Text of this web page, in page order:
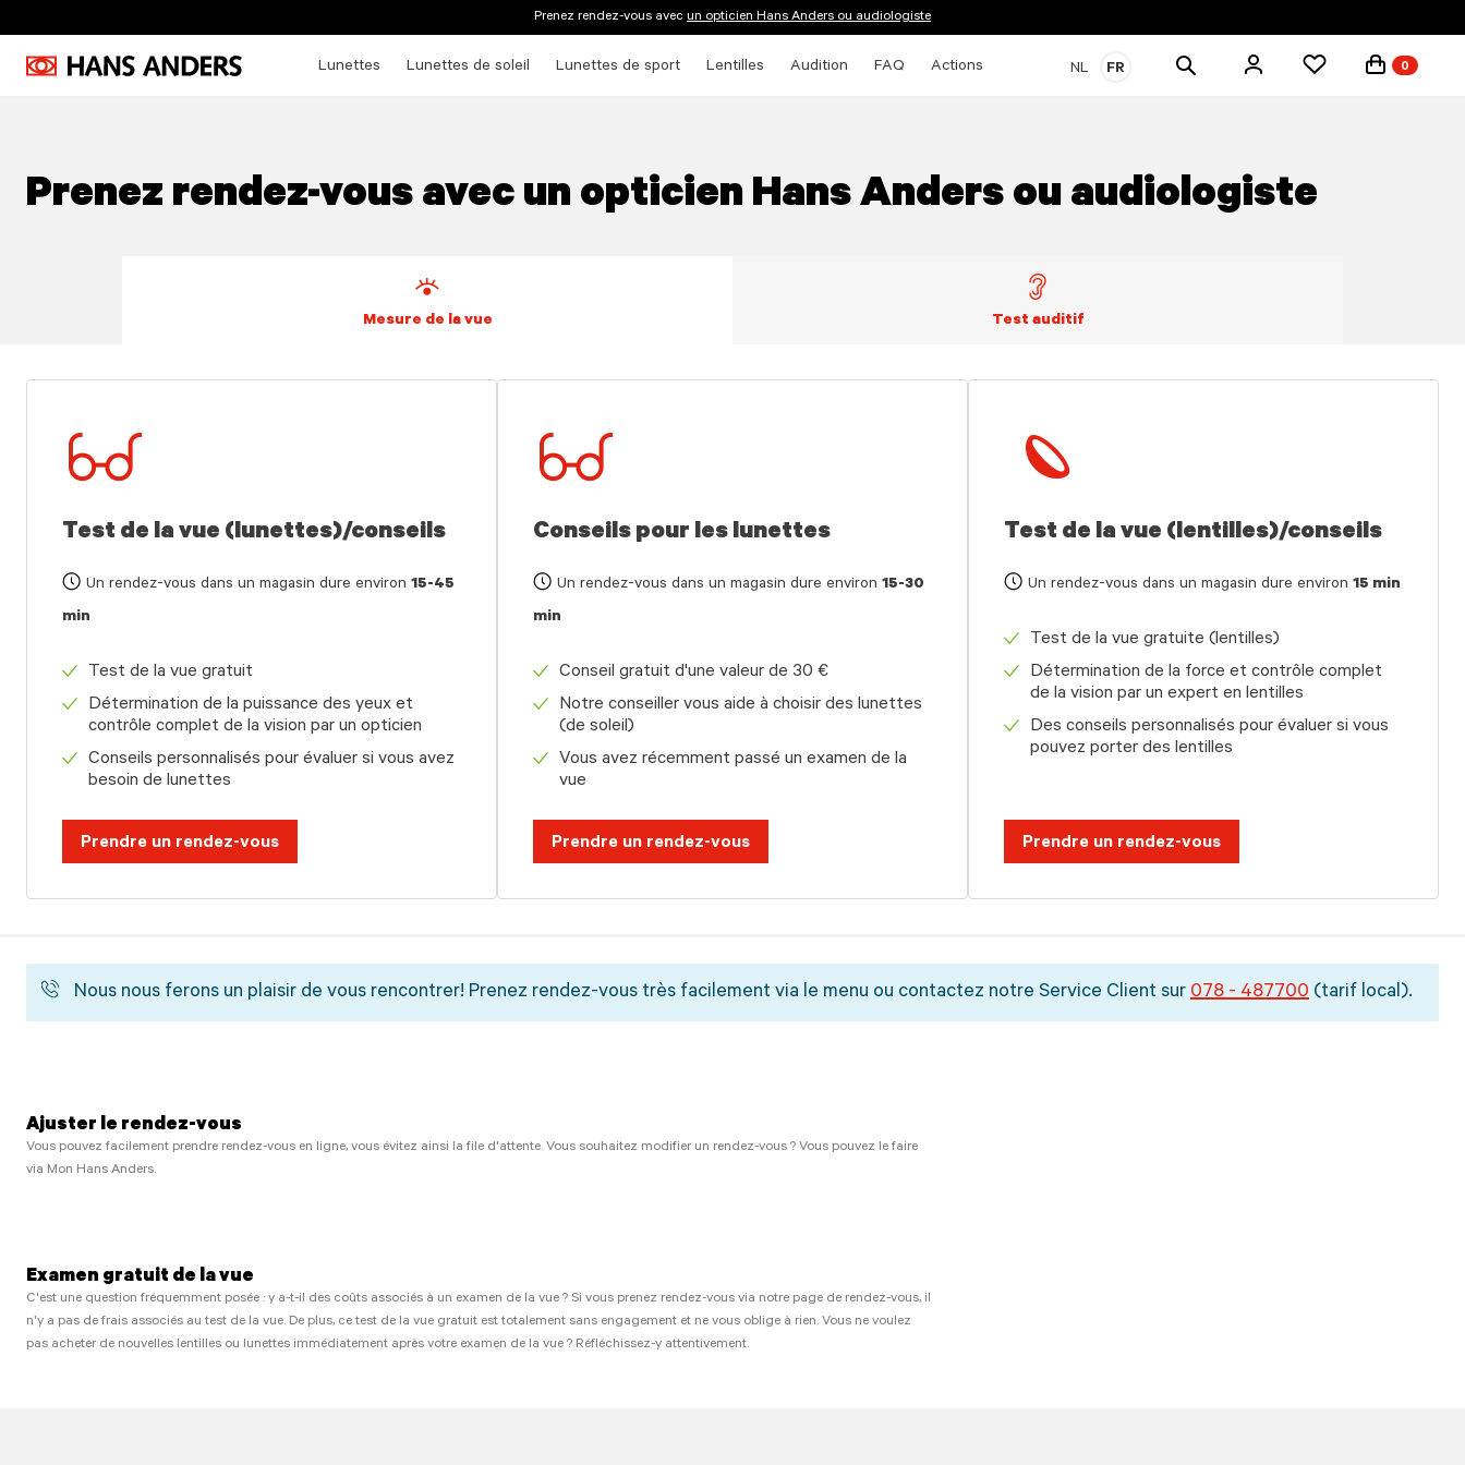
Prenez rendez-vous avec un opticien Hans Anders ou audiologiste
Lunettes Lunettes de soleil Lunettes de sport Lentilles Audition FAQ Actions NL FR
Rechercher
0
Prenez rendez-vous avec un opticien Hans Anders ou audiologiste
Mesure de la vue Test auditif
Test de la vue (lunettes)/conseils
Un rendez-vous dans un magasin dure environ 15-45
min
Test de la vue gratuit
Détermination de la puissance des yeux et
contrôle complet de la vision par un opticien
Conseils personnalisés pour évaluer si vous avez
besoin de lunettes
Prendre un rendez-vous
Conseils pour les lunettes
Un rendez-vous dans un magasin dure environ 15-30
min
Conseil gratuit d'une valeur de 30 €
Notre conseiller vous aide à choisir des lunettes
(de soleil)
Vous avez récemment passé un examen de la
vue
Prendre un rendez-vous
Test de la vue (lentilles)/conseils
Un rendez-vous dans un magasin dure environ 15 min
Test de la vue gratuite (lentilles)
Détermination de la force et contrôle complet
de la vision par un expert en lentilles
Des conseils personnalisés pour évaluer si vous
pouvez porter des lentilles
Prendre un rendez-vous
Nous nous ferons un plaisir de vous rencontrer! Prenez rendez-vous très facilement via le menu ou contactez notre Service Client sur 078 - 487700 (tarif local).
Ajuster le rendez-vous
Vous pouvez facilement prendre rendez-vous en ligne, vous évitez ainsi la file d'attente. Vous souhaitez modifier un rendez-vous ? Vous pouvez le faire
via Mon Hans Anders.
Examen gratuit de la vue
C'est une question fréquemment posée : y a-t-il des coûts associés à un examen de la vue ? Si vous prenez rendez-vous via notre page de rendez-vous, il
n'y a pas de frais associés au test de la vue. De plus, ce test de la vue gratuit est totalement sans engagement et ne vous oblige à rien. Vous ne voulez
pas acheter de nouvelles lentilles ou lunettes immédiatement après votre examen de la vue ? Réfléchissez-y attentivement.